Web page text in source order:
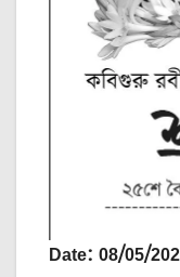
Date: 08/05/